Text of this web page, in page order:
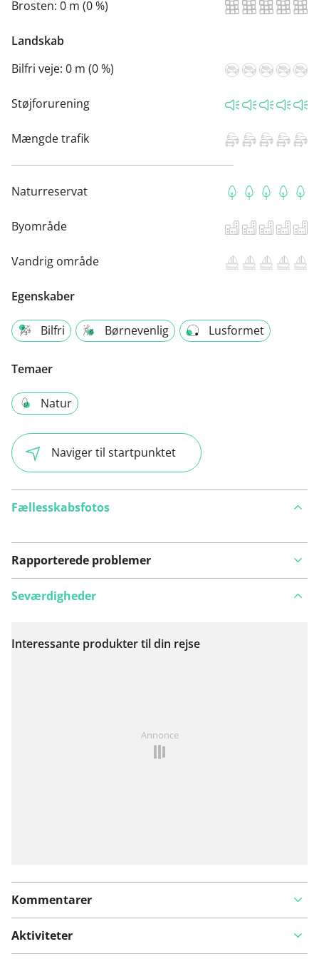
Brosten: 0 m (0 %)
Landskab
Bilfri veje: 0 m (0 %)
Støjforurening
Mængde trafik
Naturreservat
Byområde
Vandrig område
Egenskaber
Bilfri Børnevenlig Lusformet
Temaer
Natur
Naviger til startpunktet
Fællesskabsfotos
Rapporterede problemer
Se på kort
Seværdigheder
Interessante produkter til din rejse
Annonce
Kommentarer
Aktiviteter